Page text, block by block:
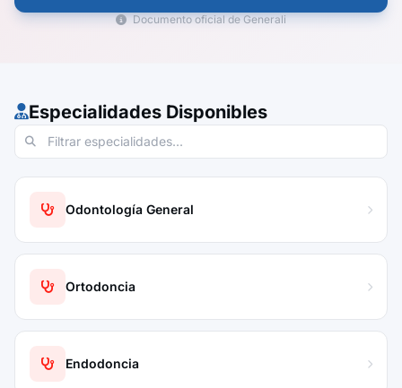
Documento oficial de Generali
Especialidades Disponibles
Odontología General
Ortodoncia
Endodoncia